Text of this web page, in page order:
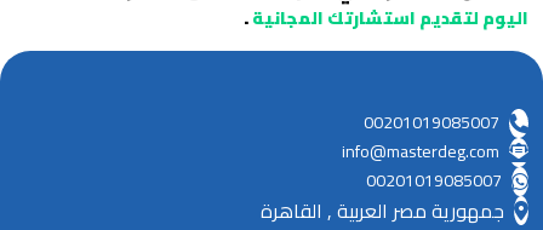
اليوم لتقديم استشارتك المجانية.
00201019085007
info@masterdeg.com
00201019085007
جمهورية مصر العربية , القاهرة